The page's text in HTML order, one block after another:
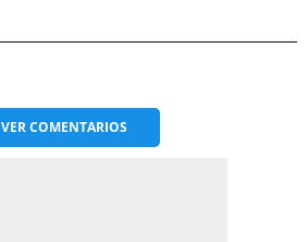
VERCOMENTARIOS